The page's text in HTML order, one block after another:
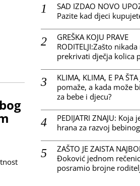
SAD IZDAO NOVO
Pazite kad djeci
GREŠKA KOJU PRAVE
RODITELJI:Zašto
prekrivati dječja kolica
KLIMA, KLIMA, E PA ŠTA
pomaže, a kada može
za bebe i djecu?
PEDIJATRI ZNAJU: Koja
hrana za razvoj
ZAŠTO JE ZAISTA
Đoković jednom
posramio brojne